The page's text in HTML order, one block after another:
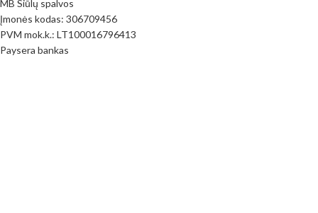
MB Siūlų spalvos
Įmonės kodas: 306709456
PVM mok.k.: LT100016796413
Paysera bankas